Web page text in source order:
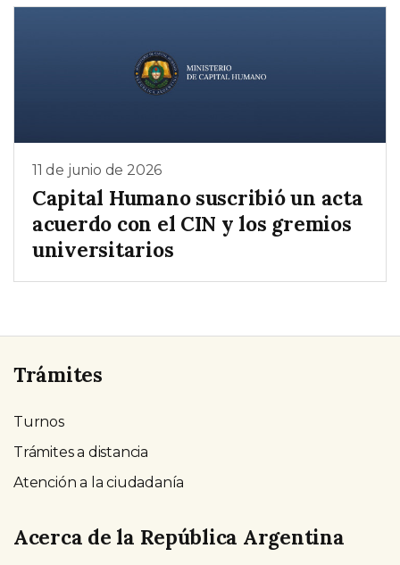
11 de junio de 2026
Capital Humano suscribió un acta
acuerdo con el CIN y los gremios
universitarios
Trámites
Turnos
Trámites a distancia
Atención a la ciudadanía
Acerca de la República Argentina